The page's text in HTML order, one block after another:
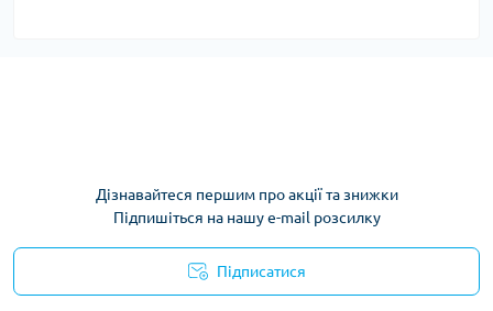
Дізнавайтеся першим про акції та знижки
Підпишіться на нашу e-mail розсилку
Підписатися